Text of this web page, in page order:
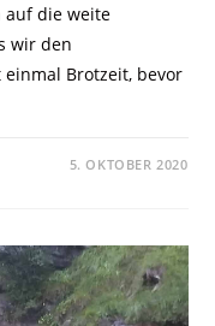
auf die weite
wir den
Brotzeit, bevor
5. OKTOBER 2020